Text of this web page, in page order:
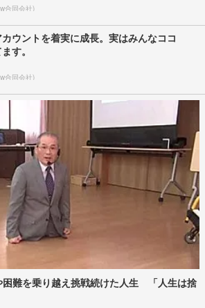
合同会社)
ウントを着実に成長。実はみんなココ
す。
合同会社)
困難を乗り越え挑戦続けた人生 「人生は捨